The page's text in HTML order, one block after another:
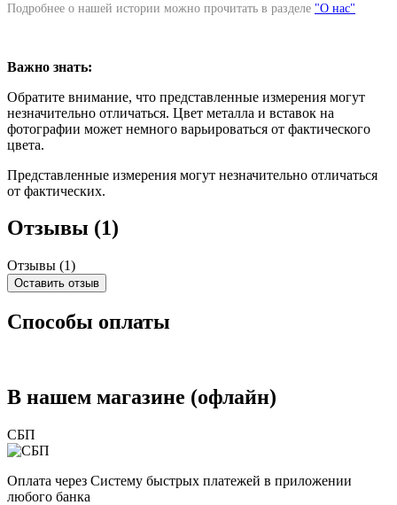
Подробнее о нашей истории можно прочитать в разделе "О нас"
Важно знать:
Обратите внимание, что представленные измерения могут
незначительно отличаться. Цвет металла и вставок на
фотографии может немного варьироваться от фактического
цвета.
Представленные измерения могут незначительно отличаться
от фактических.
Отзывы (1)
Отзывы (1)
Оставить отзыв
Способы оплаты
В нашем магазине (офлайн)
СБП
Оплата через Систему быстрых платежей в приложении
любого банка